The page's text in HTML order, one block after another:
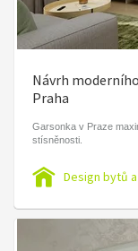
Návrh
Praha
Garsonka v Praze
stísněnosti.
Design bytů